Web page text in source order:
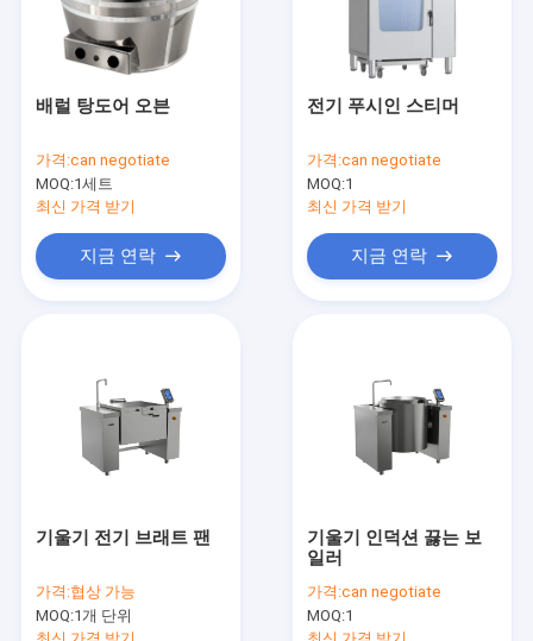
배럴 탕도어 오븐
가격:can negotiate
MOQ:1세트
최신 가격 받기
지금 연락
전기 푸시인 스티머
가격:can negotiate
MOQ:1
최신 가격 받기
지금 연락
기울기 전기 브래트 팬
가격:협상 가능
MOQ:1개 단위
기울기 인덕션 끓는 보
일러
가격:can negotiate
MOQ:1